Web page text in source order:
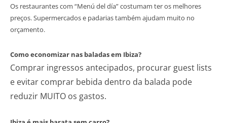
Os restaurantes com “Menú del día” costumam ter os melhores
preços. Supermercados e padarias também ajudam muito no
orçamento.
Como economizar nas baladas em Ibiza?
Comprar ingressos antecipados, procurar guest lists
e evitar comprar bebida dentro da balada pode
reduzir MUITO os gastos.